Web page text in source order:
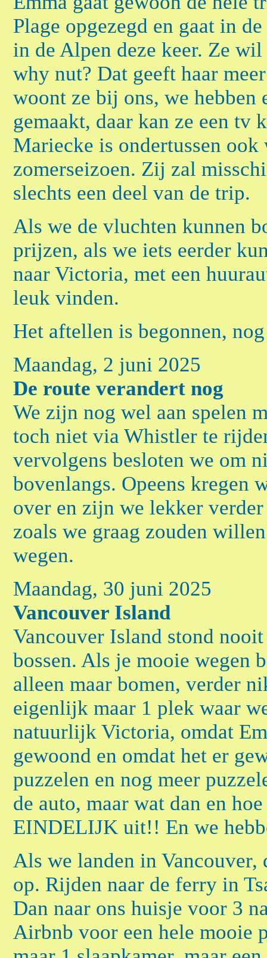
Plage opgezegd en gaat in
in de Alpen deze keer. Ze
why nut? Dat geeft haar
woont ze bij ons, we hebben
gemaakt, daar kan ze een tv
Mariecke is ondertussen
zomerseizoen. Zij zal
slechts een deel van de trip.
Als we de vluchten kunnen
prijzen, als we iets eerder
naar Victoria, met een
leuk vinden.
Het aftellen is begonnen,
Maandag, 2 juni 2025
De route verandert nog
We zijn nog wel aan spelen
toch niet via Whistler te
vervolgens besloten we om
bovenlangs. Opeens kregen
over en zijn we lekker
zoals we graag zouden
wegen.
Maandag, 30 juni 2025
Vancouver Island
Vancouver Island stond
bossen. Als je mooie wegen
alleen maar bomen, verder
eigenlijk maar 1 plek waar
natuurlijk Victoria, omdat
gewoond en omdat het er
puzzelen en nog meer
de auto, maar wat dan en
EINDELIJK uit!! En we
Als we landen in Vancouver,
op. Rijden naar de ferry in
Dan naar ons huisje voor 3
Airbnb voor een hele mooie